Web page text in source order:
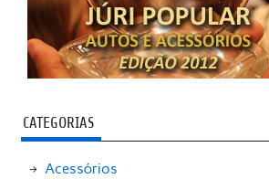
CATEGORIAS
Acessórios